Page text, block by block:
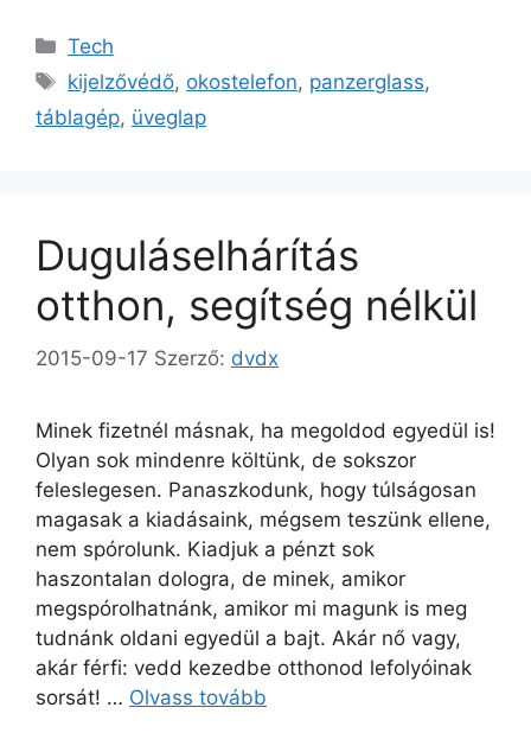
Kategória
Tech
Címkék
kijelzővédő, okostelefon, panzerglass,
táblagép, üveglap
Duguláselhárítás
otthon, segítség nélkül
2015-09-17 Szerző: dvdx
Minek fizetnél másnak, ha megoldod egyedül is!
Olyan sok mindenre költünk, de sokszor
feleslegesen. Panaszkodunk, hogy túlságosan
magasak a kiadásaink, mégsem teszünk ellene,
nem spórolunk. Kiadjuk a pénzt sok
haszontalan dologra, de minek, amikor
megspórolhatnánk, amikor mi magunk is meg
tudnánk oldani egyedül a bajt. Akár nő vagy,
akár férfi: vedd kezedbe otthonod lefolyóinak
sorsát! … Olvass tovább